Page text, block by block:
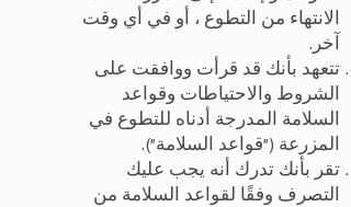
الانتهاء من التطوع ، أو في أي وقت
آخر.
تتعهد بأنك قد قرأت ووافقت على
الشروط والاحتياطات وقواعد
السلامة المدرجة أدناه للتطوع في
المزرعة ("قواعد السلامة").
تقر بأنك تدرك أنه يجب عليك
التصرف وفقًا لقواعد السلامة من